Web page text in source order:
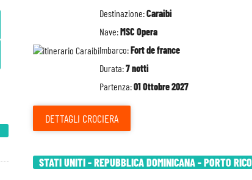
Destinazione:Caraibi
Nave:MSC Opera
Imbarco:Fort de france
Durata:7 notti
Partenza:01 Ottobre 2027
DETTAGLI CROCIERA
STATI UNITI - REPUBBLICA DOMINICANA - PORTO